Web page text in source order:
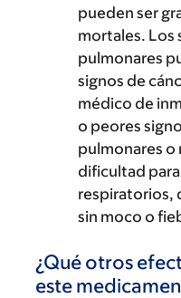
pueden ser
mortales. Los
pulmonares
signos de
médico de
o peores
pulmonares
dificultad
respiratorios,
sin moco o
¿Qué otros
este